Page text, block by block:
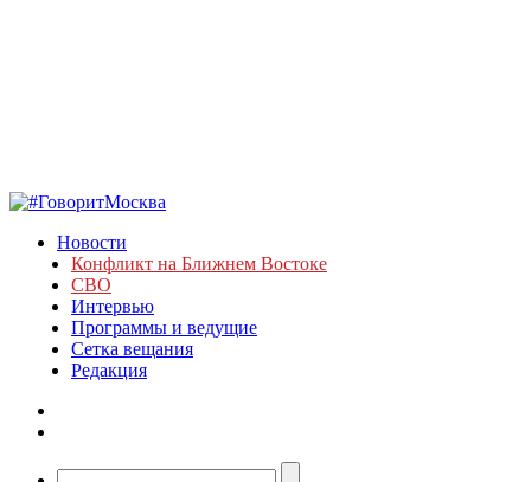
Новости
Конфликт на Ближнем Востоке
СВО
Интервью
Программы и ведущие
Сетка вещания
Редакция